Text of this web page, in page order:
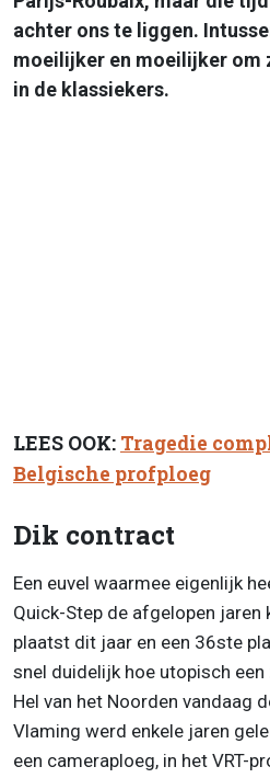
achter ons te liggen.
moeilijker en moeilijker om
in de klassiekers.
LEES OOK: Tragedie
Belgische profploeg
Dik contract
Een euvel waarmee eigenlijk
Quick-Step de afgelopen jaren
plaatst dit jaar en een 36ste
snel duidelijk hoe utopisch
Hel van het Noorden vandaag
Vlaming werd enkele jaren
een cameraploeg, in het VRT-